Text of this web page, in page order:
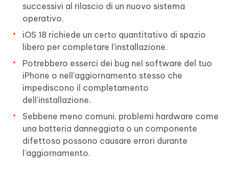
successivi al rilascio di un nuovo sistema
operativo.
iOS 18 richiede un certo quantitativo di spazio
libero per completare l'installazione.
Potrebbero esserci dei bug nel software del tuo
iPhone o nell'aggiornamento stesso che
impediscono il completamento
dell'installazione.
Sebbene meno comuni, problemi hardware come
una batteria danneggiata o un componente
difettoso possono causare errori durante
l'aggiornamento.